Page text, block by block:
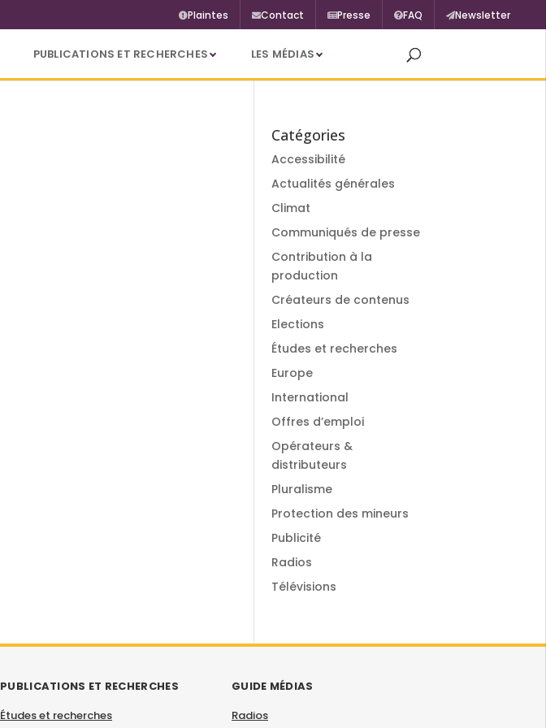
Plaintes Contact Presse FAQ Newsletter
PUBLICATIONS ET RECHERCHES LES MÉDIAS
Catégories
Accessibilité
Actualités générales
Climat
Communiqués de presse
Contribution à la
production
Créateurs de contenus
Elections
Études et recherches
Europe
International
Offres d’emploi
Opérateurs &
distributeurs
Pluralisme
Protection des mineurs
Publicité
Radios
Télévisions
PUBLICATIONS ET RECHERCHES
Études et recherches
GUIDE MÉDIAS
Radios